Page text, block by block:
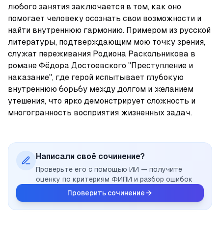
любого занятия заключается в том, как оно
помогает человеку осознать свои возможности и
найти внутреннюю гармонию. Примером из русской
литературы, подтверждающим мою точку зрения,
служат переживания Родиона Раскольникова в
романе Фёдора Достоевского "Преступление и
наказание", где герой испытывает глубокую
внутреннюю борьбу между долгом и желанием
утешения, что ярко демонстрирует сложность и
многогранность восприятия жизненных задач.
Написали своё сочинение?
Проверьте его с помощью ИИ — получите
оценку по критериям ФИПИ и разбор ошибок
Проверить сочинение